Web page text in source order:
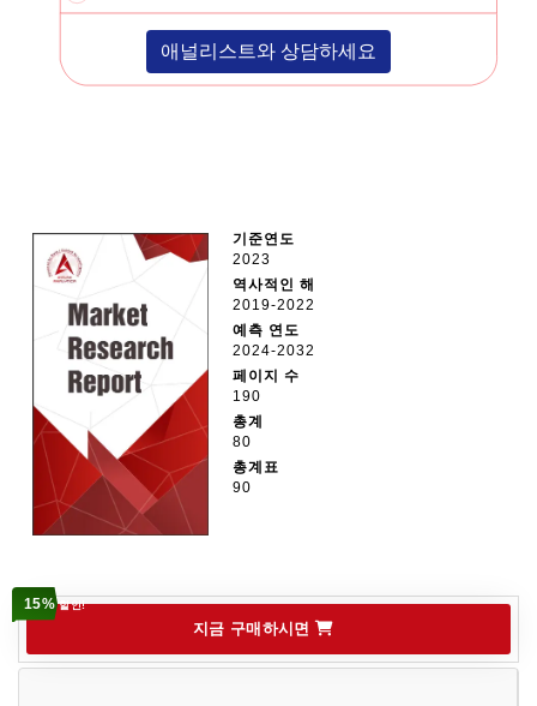
애널리스트와 상담하세요
기준연도
2023
역사적인 해
2019-2022
예측 연도
2024-2032
페이지 수
190
총계
80
총계표
90
지금 구매하시면
15%할인!